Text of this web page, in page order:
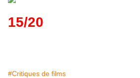
15/20
#Critiques de films